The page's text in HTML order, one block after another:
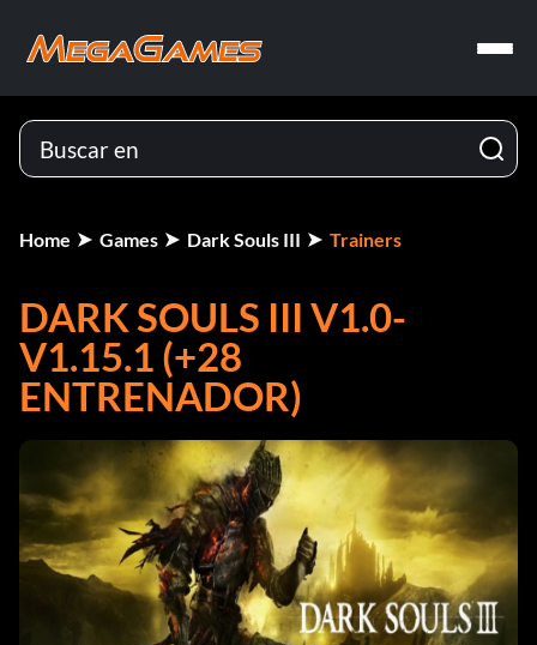
Home Games Dark Souls III Trainers
DARK SOULS III V1.0-
V1.15.1 (+28
ENTRENADOR)